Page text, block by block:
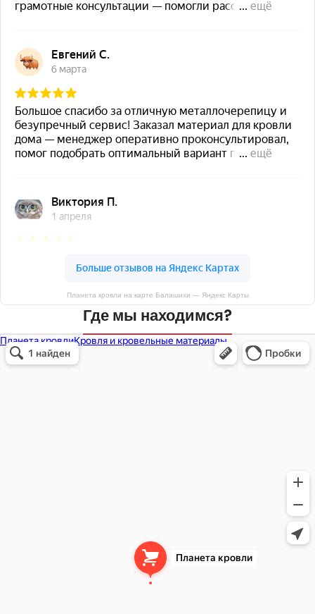
Планета кровли на карте Балашихи — Яндекс Карты
Где мы находимся?
Планета кровли
Кровля и кровельные материалы в Балашихе
Окна в Балашихе